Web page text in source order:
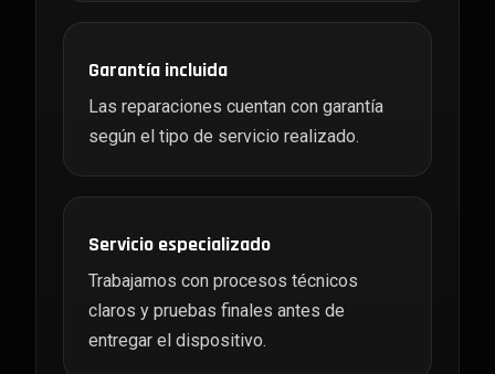
Garantía incluida
Las reparaciones cuentan con garantía
según el tipo de servicio realizado.
Servicio especializado
Trabajamos con procesos técnicos
claros y pruebas finales antes de
entregar el dispositivo.